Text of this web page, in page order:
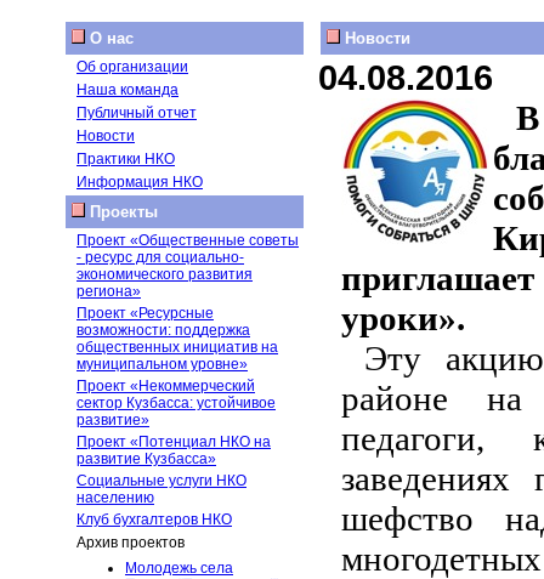
О нас
Об организации
Наша команда
Публичный отчет
Новости
Практики НКО
Информация НКО
Проекты
Проект «Общественные советы
- ресурс для социально-
экономического развития
региона»
Проект «Ресурсные
возможности: поддержка
общественных инициатив на
муниципальном уровне»
Проект «Некоммерческий
сектор Кузбасса: устойчивое
развитие»
Проект «Потенциал НКО на
развитие Кузбасса»
Социальные услуги НКО
населению
Клуб бухгалтеров НКО
Архив проектов
Молодежь села
Новости
04.08.2016
уроки».
Эту
районе на
педагоги,
шефство